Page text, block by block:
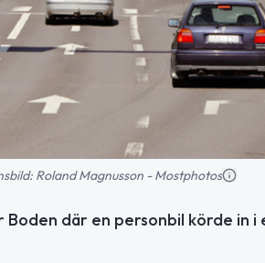
Roland Magnusson - Mostphotos
där en personbil körde in